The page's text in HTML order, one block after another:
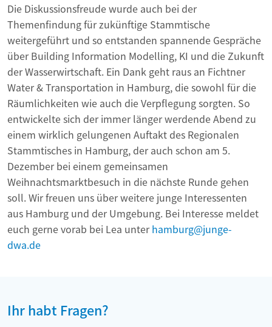
Die Diskussionsfreude wurde auch bei der
Themenfindung für zukünftige Stammtische
weitergeführt und so entstanden spannende Gespräche
über Building Information Modelling, KI und die Zukunft
der Wasserwirtschaft. Ein Dank geht raus an Fichtner
Water & Transportation in Hamburg, die sowohl für die
Räumlichkeiten wie auch die Verpflegung sorgten. So
entwickelte sich der immer länger werdende Abend zu
einem wirklich gelungenen Auftakt des Regionalen
Stammtisches in Hamburg, der auch schon am 5.
Dezember bei einem gemeinsamen
Weihnachtsmarktbesuch in die nächste Runde gehen
soll. Wir freuen uns über weitere junge Interessenten
aus Hamburg und der Umgebung. Bei Interesse meldet
euch gerne vorab bei Lea unterhamburg@junge-
dwa.de
Ihr habt Fragen?